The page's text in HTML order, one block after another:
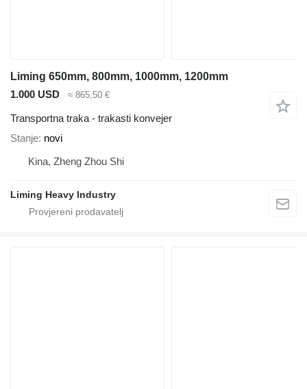
Liming 650mm, 800mm, 1000mm, 1200mm
1.000 USD
≈ 865,50 €
Transportna traka - trakasti konvejer
Stanje novi
Kina, Zheng Zhou Shi
Liming Heavy Industry